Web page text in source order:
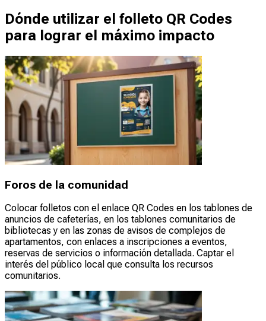
Dónde utilizar el folleto QR Codes
para lograr el máximo impacto
Foros de la comunidad
Colocar folletos con el enlace QR Codes en los tablones de
anuncios de cafeterías, en los tablones comunitarios de
bibliotecas y en las zonas de avisos de complejos de
apartamentos, con enlaces a inscripciones a eventos,
reservas de servicios o información detallada. Captar el
interés del público local que consulta los recursos
comunitarios.